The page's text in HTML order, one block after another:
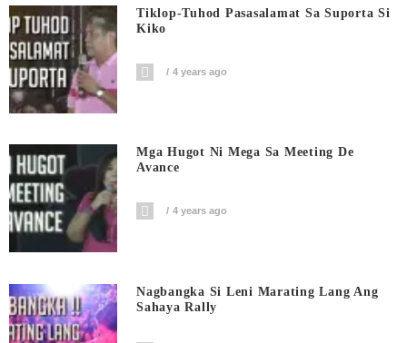
Tiklop-Tuhod Pasasalamat Sa Suporta Si
Kiko
4 years ago
Mga Hugot Ni Mega Sa Meeting De
Avance
4 years ago
Nagbangka Si Leni Marating Lang Ang
Sahaya Rally